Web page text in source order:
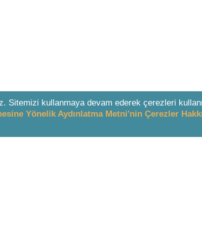
Sitemizi kullanmaya devam ederek çerezleri
Yönelik Aydınlatma Metni'nin Çerezler